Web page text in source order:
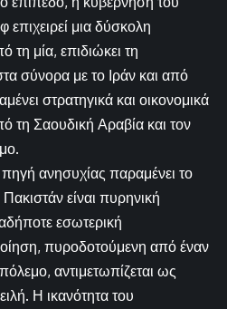
επιχειρεί μια δύσκολη
τη μία, επιδιώκει τη
σύνορα με το Ιράν και από
στρατηγικά και οικονομικά
τη Σαουδική Αραβία και τον
ανησυχίας παραμένει το
είναι πυρηνική
εσωτερική
πυροδοτούμενη από έναν
αντιμετωπίζεται ως
Η ικανότητα του